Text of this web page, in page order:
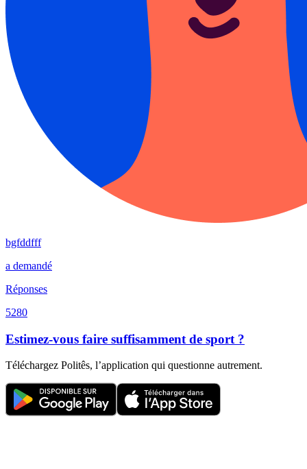
bgfddfff
a demandé
Réponses
5280
Estimez-vous faire suffisamment de sport ?
Téléchargez Politês, l’application qui questionne autrement.